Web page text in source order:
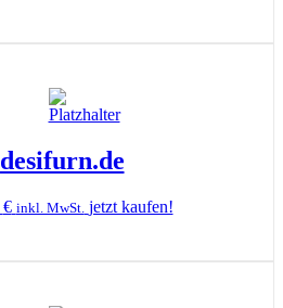
desifurn.de
€ inkl. MwSt. jetzt kaufen!